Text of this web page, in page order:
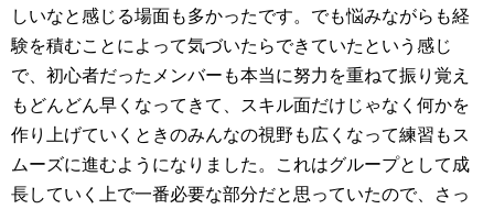
しいなと感じる場面も多かったです。でも悩みながらも経
験を積むことによって気づいたらできていたという感じ
で、初心者だったメンバーも本当に努力を重ねて振り覚え
もどんどん早くなってきて、スキル面だけじゃなく何かを
作り上げていくときのみんなの視野も広くなって練習もス
ムーズに進むようになりました。これはグループとして成
長していく上で一番必要な部分だと思っていたので、さっ